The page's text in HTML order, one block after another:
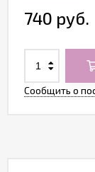
740 руб.
Сообщить о